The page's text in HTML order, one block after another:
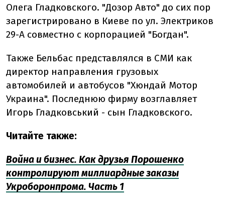
Олега Гладковского. "Дозор Авто" до сих пор
зарегистрировано в Киеве по ул. Электриков
29-А совместно с корпорацией "Богдан".
Также Бельбас представлялся в СМИ как
директор направления грузовых
автомобилей и автобусов "Хюндай Мотор
Украина". Последнюю фирму возглавляет
Игорь Гладковський - сын Гладковского.
Читайте также:
Война и бизнес. Как друзья Порошенко
контролируют миллиардные заказы
Укроборонпрома. Часть 1